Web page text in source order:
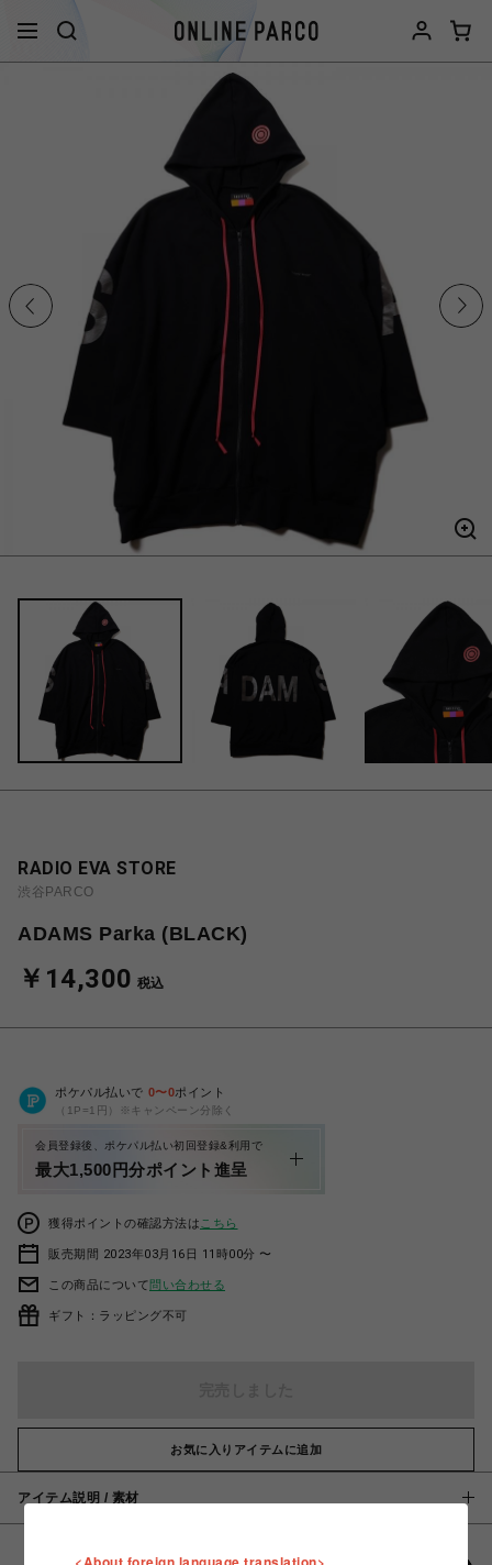
RADIO EVA STORE
渋谷PARCO
ADAMS Parka (BLACK)
￥14,300 税込
ポケパル払いで 0〜0ポイント
（1P=1円）※キャンペーン分除く
会員登録後、ポケパル払い初回登録&利用で
最大1,500円分ポイント進呈
獲得ポイントの確認方法は こちら
販売期間 2023年03月16日 11時00分 〜
この商品について問い合わせる
ギフト：ラッピング不可
お気に入りアイテムに追加
アイテム説明 / 素材